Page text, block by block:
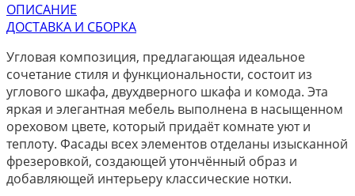
ОПИСАНИЕ
ДОСТАВКА И СБОРКА
Угловая композиция, предлагающая идеальное
сочетание стиля и функциональности, состоит из
углового шкафа, двухдверного шкафа и комода. Эта
яркая и элегантная мебель выполнена в насыщенном
ореховом цвете, который придаёт комнате уют и
теплоту. Фасады всех элементов отделаны изысканной
фрезеровкой, создающей утончённый образ и
добавляющей интерьеру классические нотки.